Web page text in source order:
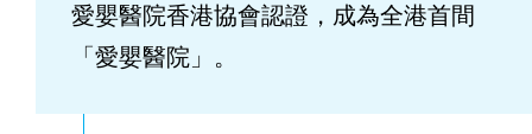
愛嬰醫院香港協會認證，成為全港首間
「愛嬰醫院」。